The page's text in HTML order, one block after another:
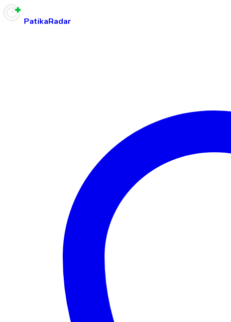
PatikaRadar